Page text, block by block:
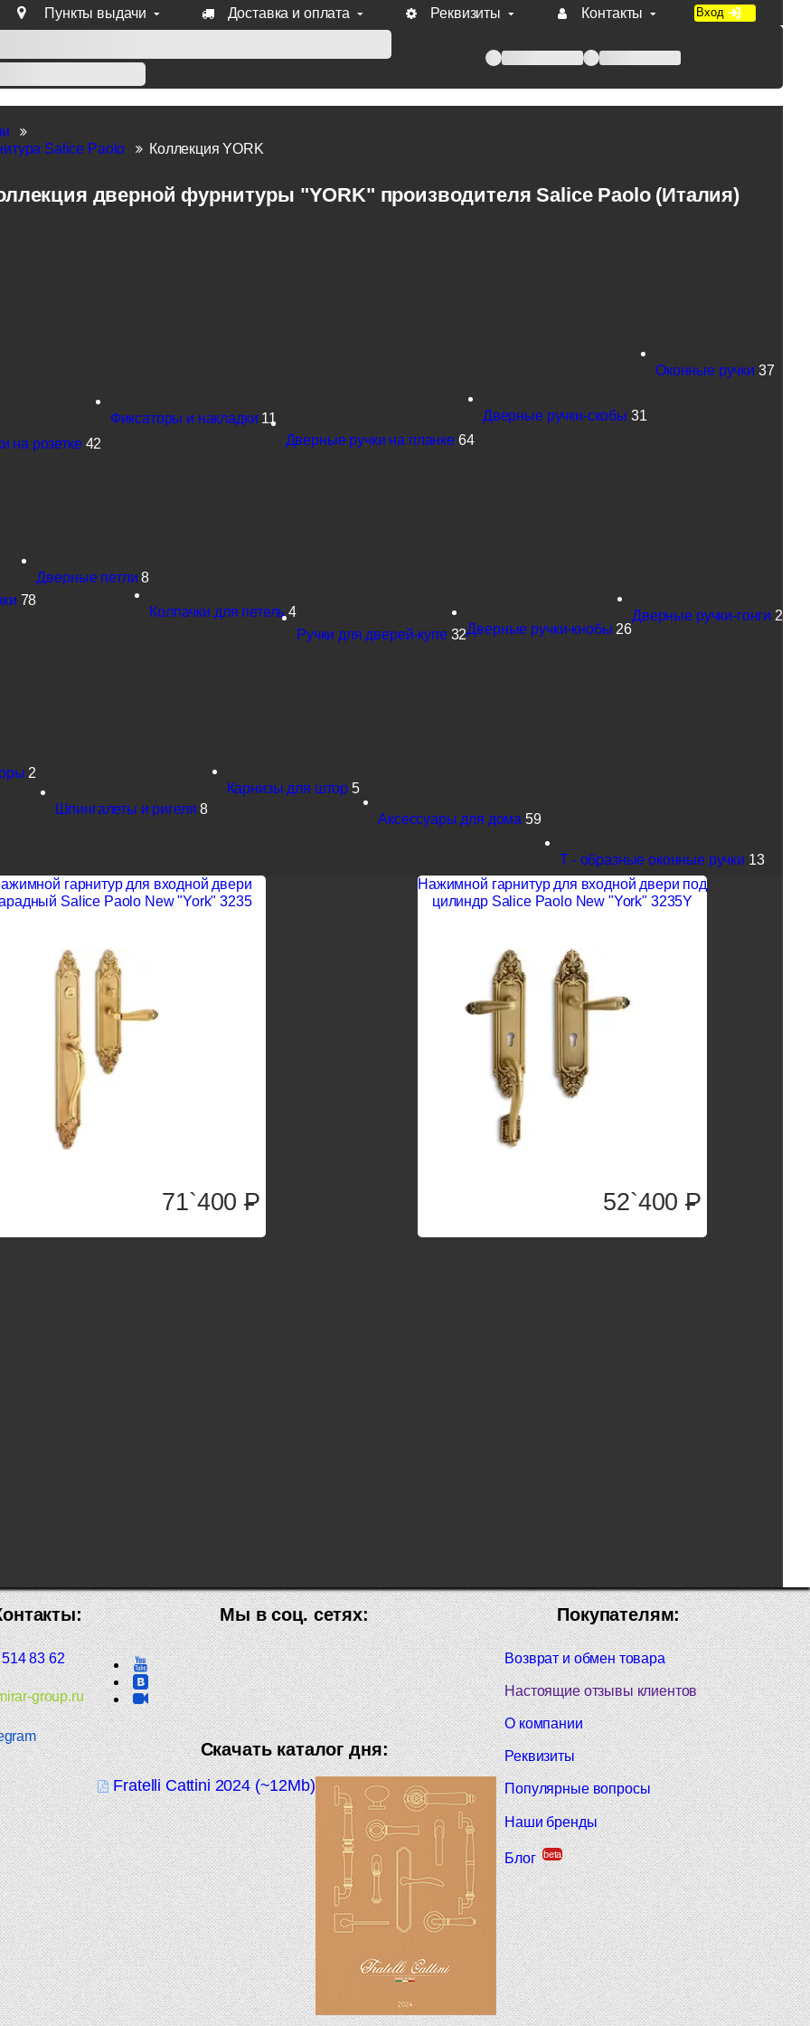
Пункты выдачи Доставка и оплата Реквизиты Контакты Вход
Salice Paolo
Коллекция YORK
дверной фурнитуры "YORK" производителя Salice Paolo (Италия)
на розетке 42
Фиксаторы и накладки 11
Дверные ручки на планке 64
Дверные ручки-скобы 31
Оконные ручки 37
78
Дверные петли 8
Колпачки для петель 4
Ручки для дверей-купе 32Дверные ручки-кнобы 26
Дверные ручки-гонги 2
2
Шпингалеты и ригеля 8
Карнизы для штор 5
Аксессуары для дома 59
Т - образные оконные ручки 13
гарнитур для входной двери
Salice Paolo New "York" 3235
71`400P
Нажимной гарнитур для входной двери под
цилиндр Salice Paolo New "York" 3235Y
52`400P
Покупателям:
Возврат и обмен товара
Настоящие отзывы клиентов
О компании
Реквизиты
Популярные вопросы
Наши бренды
Блог beta
Мы в соц. сетях:
Скачать каталог дня:
Fratelli Cattini 2024 (~12Mb)
83 62
group.ru